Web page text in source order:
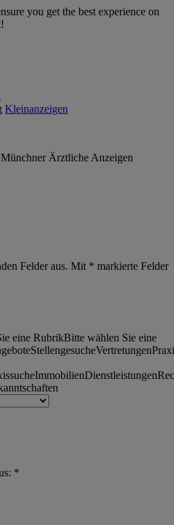
you get the best experience on
Kleinanzeigen
Ärztliche Anzeigen
Felder aus. Mit * markierte Felder
eine RubrikBitte wählen Sie eine
StellengesucheVertretungen
ImmobilienDienstleistungen
*